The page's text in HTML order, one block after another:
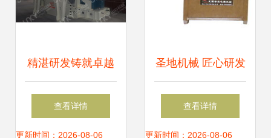
精湛研发铸就卓越
——从山启机械一
流技术看国产冲击
查看详情
更新时间：2026-08-06
圣地机械 匠心研发
素鸡加工设备，引
领新兴蛋白产业新
查看详情
更新时间：2026-08-06